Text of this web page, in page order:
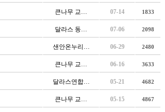
큰나무 교… 07-14 1833
달라스 동… 07-06 2098
샌안온누리… 06-29 2480
큰나무 교… 06-16 3633
달라스연합… 05-21 4682
큰나무 교… 05-15 4867